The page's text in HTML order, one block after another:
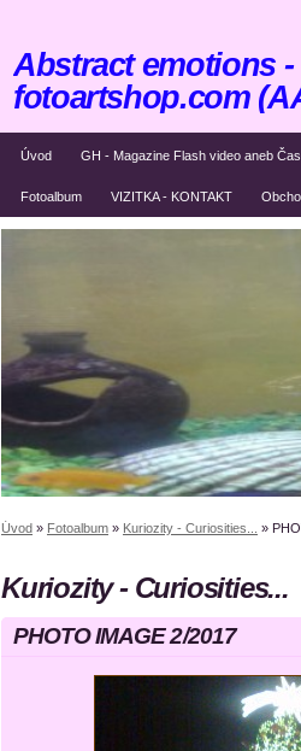
Úvod GH - Magazine Flash video aneb
Fotoalbum VIZITKA - KONTAKT
Abstract emotions
fotoartshop.com
Úvod » Fotoalbum » Kuriozity - Curiosities... »
Kuriozity - Curiosities...
PHOTO IMAGE 2/2017